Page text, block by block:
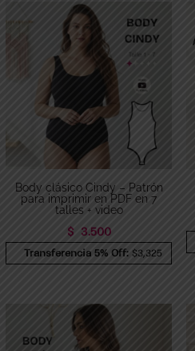
Body clásico Cindy – Patrón
para imprimir en PDF en 7
talles + video
$ 3.500
Transferencia 5% Off: $3,325